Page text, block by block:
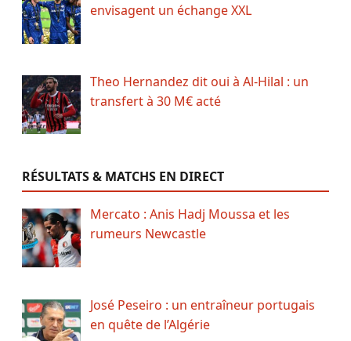
envisagent un échange XXL
Theo Hernandez dit oui à Al-Hilal : un
transfert à 30 M€ acté
RÉSULTATS & MATCHS EN DIRECT
Mercato : Anis Hadj Moussa et les
rumeurs Newcastle
José Peseiro : un entraîneur portugais
en quête de l’Algérie